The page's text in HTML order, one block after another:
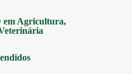
em Agricultura,